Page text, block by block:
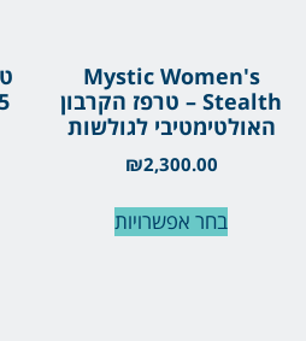
Mystic Women's
Stealth – טרפז הקרבון
האולטימטיבי לגולשות
₪2,300.00
בחר אפשרויות